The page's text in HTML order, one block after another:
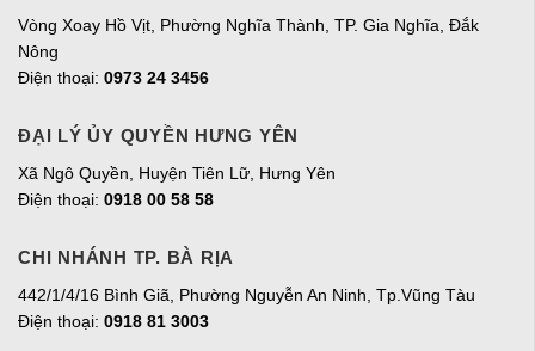
Vòng Xoay Hồ Vịt, Phường Nghĩa Thành, TP. Gia Nghĩa, Đắk
Nông
Điện thoại: 0973 24 3456
ĐẠI LÝ ỦY QUYỀN HƯNG YÊN
Xã Ngô Quyền, Huyện Tiên Lữ, Hưng Yên
Điện thoại: 0918 00 58 58
CHI NHÁNH TP. BÀ RỊA
442/1/4/16 Bình Giã, Phường Nguyễn An Ninh, Tp.Vũng Tàu
Điện thoại: 0918 81 3003